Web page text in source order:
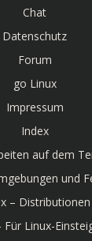
Chat
Datenschutz
Forum
go Linux
Impressum
Index
auf dem
und
– Distributionen
Für Linux-